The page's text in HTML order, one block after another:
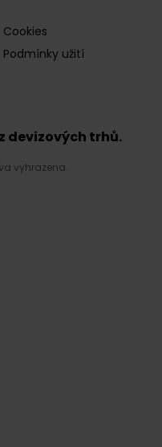
Cookies
Podmínky užití
devizových trhů.
vyhrazena.